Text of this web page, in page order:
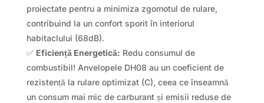
proiectate pentru a minimiza zgomotul de rulare,
contribuind la un confort sporit în interiorul
habitaclului (68dB).
✅ Eficiență Energetică: Redu consumul de
combustibil! Anvelopele DH08 au un coeficient de
rezistență la rulare optimizat (C), ceea ce înseamnă
un consum mai mic de carburant și emisii reduse de